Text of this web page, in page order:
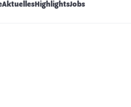
AktuellesHighlightsJobs